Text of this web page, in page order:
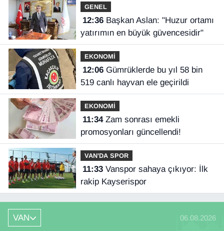
GENEL
12:36Başkan Aslan: "Huzur ortamı
yatırımın en büyük güvencesidir"
EKONOMİ
12:06Gümrüklerde bu yıl 58 bin
519 canlı hayvan ele geçirildi
EKONOMİ
11:34Zam sonrası emekli
promosyonları güncellendi!
VAN'DA SPOR
11:33Vanspor sahaya çıkıyor: İlk
rakip Kayserispor
VAN 06.08.2026